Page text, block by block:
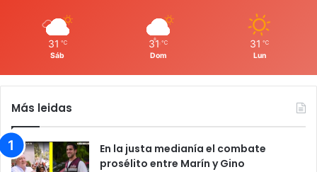
31 ℃
Sáb
31 ℃
Dom
31 ℃
Lun
Más leidas
En la justa medianía el combate
prosélito entre Marín y Gino